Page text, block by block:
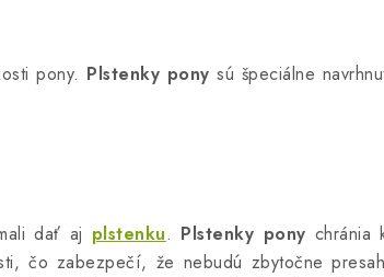
pony. Plstenky pony sú špeciálne
dať aj plstenku. Plstenky pony chránia
čo zabezpečí, že nebudú zbytočne